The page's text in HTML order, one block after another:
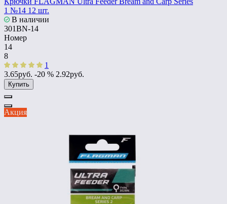
1 №14 12 шт.
В наличии
301BN-14
Номер
14
8
1
3.65руб. -20 % 2.92руб.
Купить
Акция